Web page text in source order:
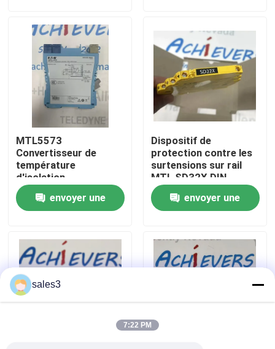
Produits
À propos de nous
Visite de l'usine
Nous contacter
Nouvelles
News
Produits PLC ALLEN BRADLEY
MTL5573
Convertisseur de
température
d'isolation
intrinsèquement sûr
envoyer une
Dispositif de
protection contre les
surtensions sur rail
MTL SD32X DIN
envoyer une
sales3
7:22 PM